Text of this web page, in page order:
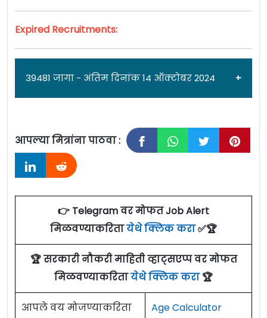
Expired Recruitments:
39481 जागा - अंतिम दिनांक 14 ऑक्टोबर 2024
जाहिरात दिनांक: 30/09/24
कर्मचारी निवड आयोगामार्फत [
Commission]GD कॉन्स्टेबल (जनरल ड्युटी)पदांच्या
39481 जागांसाठी पात्र उमेदवारांकडून अर्ज मागवण्यात
येत असून ऑनलाईन अर्ज करण्याचा अंतिम दिनांक
ऑक्टोबर 2024आहे. सविस्तर माहितीसाठी कृपया
जाहिरात पाहा.
एकूण: 39481 जागा
आपल्या मित्रांना पाठवा :
👉 Telegram वर मोफत Job Alert
मिळवण्याकरितायेथे क्लिक करा✅🏆
🏆 सरकारी नौकरी माहिती व्हाट्सएप्प वर मोफत
मिळवण्याकरितायेथे क्लिक करा🏆
आपले वय मोजण्याकरिता Age Calculator